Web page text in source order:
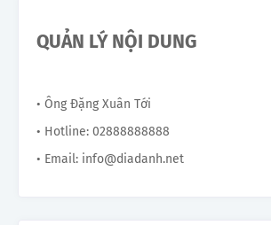
QUẢN LÝ NỘI DUNG
• Ông Đặng Xuân Tới
• Hotline: 02888888888
• Email: info@diadanh.net